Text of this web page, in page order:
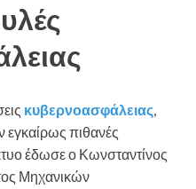
κυβερνοασφάλειας,
εγκαίρως πιθανές
έδωσε ο Κωνσταντίνος
Μηχανικών